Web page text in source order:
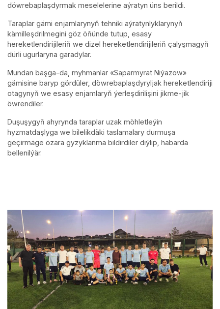
döwrebaplaşdyrmak meselelerine aýratyn üns berildi.
Taraplar gämi enjamlarynyň tehniki aýratynlyklarynyň
kämilleşdrilmegini göz öňünde tutup, esasy
hereketlendirijileriň we dizel hereketlendirijileriň çalyşmagyň
dürli ugurlaryna garadylar.
Mundan başga-da, myhmanlar «Saparmyrat Niýazow»
gämisine baryp gördüler, döwrebaplaşdyryljak hereketlendiriji
otagynyň we esasy enjamlaryň ýerleşdirilişini jikme-jik
öwrendiler.
Duşuşygyň ahyrynda taraplar uzak möhletleýin
hyzmatdaşlyga we bilelikdäki taslamalary durmuşa
geçirmäge özara gyzyklanma bildirdiler diýlip, habarda
bellenilýär.